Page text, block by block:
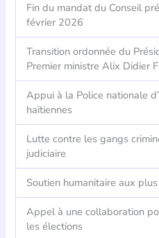
Fin du mandat du Conseil
février 2026
Transition ordonnée du
Premier ministre Alix Didier
Appui à la Police nationale
haïtiennes
Lutte contre les gangs
judiciaire
Soutien humanitaire aux
Appel à une collaboration
les élections